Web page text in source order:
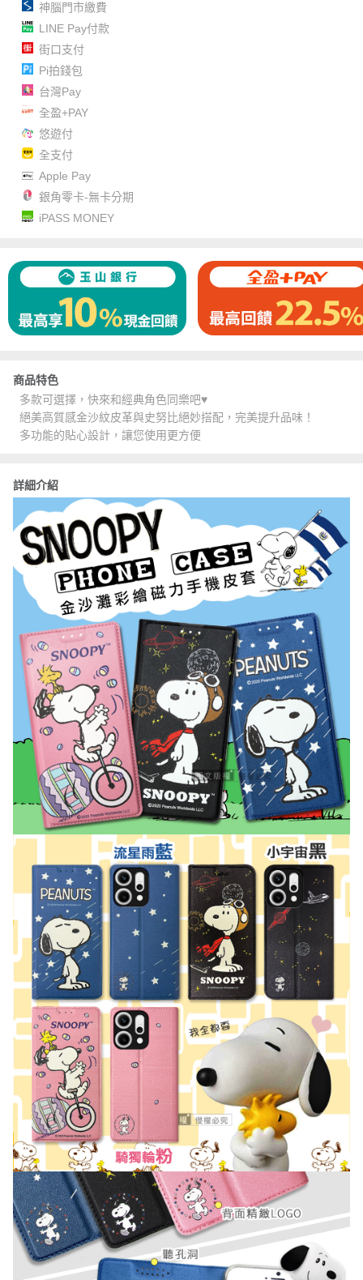
神腦門市繳費
LINE Pay付款
街口支付
Pi拍錢包
台灣Pay
全盈+PAY
悠遊付
全支付
Apple Pay
銀角零卡-無卡分期
iPASS MONEY
商品特色
多款可選擇，快來和經典角色同樂吧♥
絕美高質感金沙紋皮革與史努比絕妙搭配，完美提升品味！
多功能的貼心設計，讓您使用更方便
詳細介紹